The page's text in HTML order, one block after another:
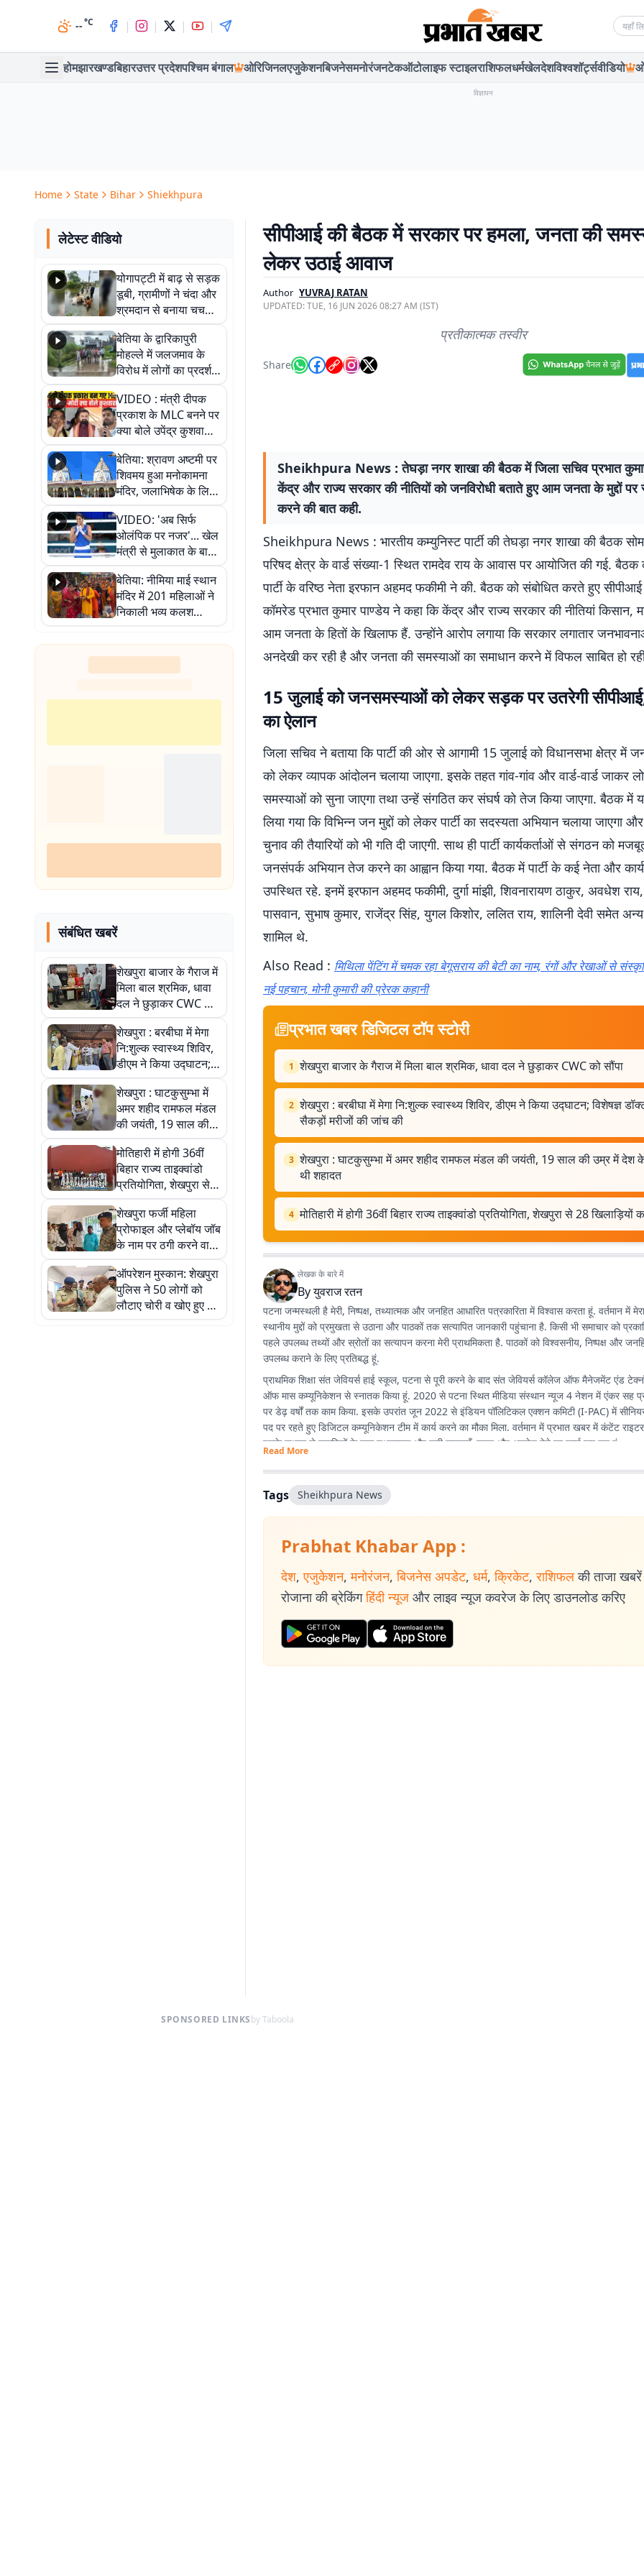
--°C | | | |
होमझारखण्डबिहारउत्तर प्रदेशपश्चिम बंगाल ओरिजिनलएजुकेशनबिजनेसमनोरंजनटेकऑटोलाइफ स्टाइलराशिफलधर्मखेलदेशविश्वशॉर्ट्सवीडियो
विज्ञापन
Home State Bihar Shiekhpura
लेटेस्ट वीडियो
योगापट्टी में बाढ़ से सड़क
डूबी, ग्रामीणों ने चंदा और
श्रमदान से बनाया चचरी
पुल
बेतिया के द्वारिकापुरी
मोहल्ले में जलजमाव के
विरोध में लोगों का प्रदर्शन,
स्थायी समाधान की मांग
VIDEO : मंत्री दीपक
प्रकाश के MLC बनने पर
क्या बोले उपेंद्र कुशवाहा,
सुनिए
बेतिया: श्रावण अष्टमी पर
शिवमय हुआ मनोकामना
मंदिर, जलाभिषेक के लिए
लगी लंबी कतारें
VIDEO: 'अब सिर्फ
ओलंपिक पर नजर'... खेल
मंत्री से मुलाकात के बाद
जैसमीन लंबोरिया का बड़ा
बयान
बेतिया: नीमिया माई स्थान
मंदिर में 201 महिलाओं ने
निकाली भव्य कलश
शोभायात्रा, शिवलिंग
प्राण-प्रतिष्ठा महोत्सव
शुरू
संबंधित खबरें
शेखपुरा बाजार के गैराज में
मिला बाल श्रमिक, धावा
दल ने छुड़ाकर CWC को
सौंपा
शेखपुरा : बरबीघा में मेगा
नि:शुल्क स्वास्थ्य शिविर,
डीएम ने किया उद्घाटन;
विशेषज्ञ डॉक्टरों ने सैकड़ों
मरीजों की जांच की
शेखपुरा : घाटकुसुम्भा में
अमर शहीद रामफल मंडल
की जयंती, 19 साल की
उम्र में देश के लिए दी थी
शहादत
मोतिहारी में होगी 36वीं
बिहार राज्य ताइक्वांडो
प्रतियोगिता, शेखपुरा से
28 खिलाड़ियों का चयन
शेखपुरा फर्जी महिला
प्रोफाइल और प्लेबॉय जॉब
के नाम पर ठगी करने वाले
8 साइबर ठग गिरफ्तार, 4
नाबालिग भी शामिल
ऑपरेशन मुस्कान: शेखपुरा
पुलिस ने 50 लोगों को
लौटाए चोरी व खोए हुए 50
मोबाइल, एसपी हिमांशु ने
सीपीआई की बैठक में सरकार पर हमला, जनता की
लेकर उठाई आवाज
Author YUVRAJ RATAN
UPDATED:TUE, 16 JUN 2026 08:27 AM (IST)
प्रतीकात्मक तस्वीर
Share
Sheikhpura News : तेघड़ा नगर शाखा की बैठक में जिला सचिव प्रभात
केंद्र और राज्य सरकार की नीतियों को जनविरोधी बताते हुए आम जनता के मुद्दों
करने की बात कही.
Sheikhpura News : भारतीय कम्युनिस्ट पार्टी की तेघड़ा नगर शाखा की बैठक
परिषद क्षेत्र के वार्ड संख्या-1 स्थित रामदेव राय के आवास पर आयोजित की गई. बैठक
पार्टी के वरिष्ठ नेता इरफान अहमद फकीमी ने की. बैठक को संबोधित करते हुए
कॉमरेड प्रभात कुमार पाण्डेय ने कहा कि केंद्र और राज्य सरकार की नीतियां
आम जनता के हितों के खिलाफ हैं. उन्होंने आरोप लगाया कि सरकार लगातार
अनदेखी कर रही है और जनता की समस्याओं का समाधान करने में विफल साबित हो
15 जुलाई को जनसमस्याओं को लेकर सड़क पर उतरेगी
का ऐलान
जिला सचिव ने बताया कि पार्टी की ओर से आगामी 15 जुलाई को विधानसभा क्षेत्र में
को लेकर व्यापक आंदोलन चलाया जाएगा. इसके तहत गांव-गांव और वार्ड-वार्ड जाकर
समस्याओं को सुना जाएगा तथा उन्हें संगठित कर संघर्ष को तेज किया जाएगा. बैठक में
लिया गया कि विभिन्न जन मुद्दों को लेकर पार्टी का सदस्यता अभियान चलाया जाएगा
चुनाव की तैयारियों को भी गति दी जाएगी. साथ ही पार्टी कार्यकर्ताओं से संगठन को
जनसंपर्क अभियान तेज करने का आह्वान किया गया. बैठक में पार्टी के कई नेता और
उपस्थित रहे. इनमें इरफान अहमद फकीमी, दुर्गा मांझी, शिवनारायण ठाकुर, अवधेश राय,
पासवान, सुभाष कुमार, राजेंद्र सिंह, युगल किशोर, ललित राय, शालिनी देवी समेत अन्य
शामिल थे.
Also Read : मिथिला पेंटिंग में चमक रहा बेगूसराय की बेटी का नाम, रंगों और रेखाओं से
नई पहचान, मोनी कुमारी की प्रेरक कहानी
प्रभात खबर डिजिटल टॉप स्टोरी
1 शेखपुरा बाजार के गैराज में मिला बाल श्रमिक, धावा दल ने छुड़ाकर CWC को सौंपा
2 शेखपुरा : बरबीघा में मेगा नि:शुल्क स्वास्थ्य शिविर, डीएम ने किया उद्घाटन; विशेषज्ञ
सैकड़ों मरीजों की जांच की
3 शेखपुरा : घाटकुसुम्भा में अमर शहीद रामफल मंडल की जयंती, 19 साल की उम्र में देश
थी शहादत
4 मोतिहारी में होगी 36वीं बिहार राज्य ताइक्वांडो प्रतियोगिता, शेखपुरा से 28 खिलाड़ियों
लेखक के बारे में
Byयुवराज रतन
पटना जन्मस्थली है मेरी, निष्पक्ष, तथ्यात्मक और जनहित आधारित पत्रकारिता में विश्वास करता हूं. वर्तमान में
स्थानीय मुद्दों को प्रमुखता से उठाना और पाठकों तक सत्यापित जानकारी पहुंचाना है. किसी भी समाचार को
पहले उपलब्ध तथ्यों और स्रोतों का सत्यापन करना मेरी प्राथमिकता है. पाठकों को विश्वसनीय, निष्पक्ष और
उपलब्ध कराने के लिए प्रतिबद्ध हूं.
प्राथमिक शिक्षा संत जेवियर्स हाई स्कूल, पटना से पूरी करने के बाद संत जेवियर्स कॉलेज ऑफ मैनेजमेंट एंड
ऑफ मास कम्यूनिकेशन से स्नातक किया हूं. 2020 से पटना स्थित मीडिया संस्थान न्यूज 4 नेशन में एंकर सह
पर डेढ़ वर्षों तक काम किया. इसके उपरांत जून 2022 से इंडियन पॉलिटिकल एक्शन कमिटी (I-PAC) में
पद पर रहते हुए डिजिटल कम्यूनिकेशन टीम में कार्य करने का मौका मिला. वर्तमान में प्रभात खबर में कंटेंट
इसके माध्यम से नागरिकों के पास तथ्यात्मक और सही सूचनाएँ, खबर और अपडेट देने का कार्य कर रहा हूं.
Read More
Tags Sheikhpura News
Prabhat Khabar App :
देश, एजुकेशन, मनोरंजन, बिजनेस अपडेट, धर्म, क्रिकेट, राशिफल की ताजा
रोजाना की ब्रेकिंग हिंदी न्यूज और लाइव न्यूज कवरेज के लिए डाउनलोड करिए
SPONSORED LINKSby Taboola